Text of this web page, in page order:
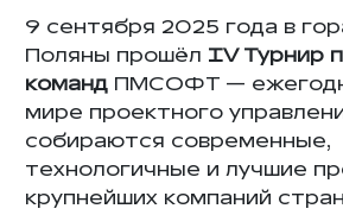
9 сентября 2025 года в
Поляны прошёл IV Турнир
команд ПМСОФТ —
мире проектного
собираются современные,
технологичные и лучшие
крупнейших компаний